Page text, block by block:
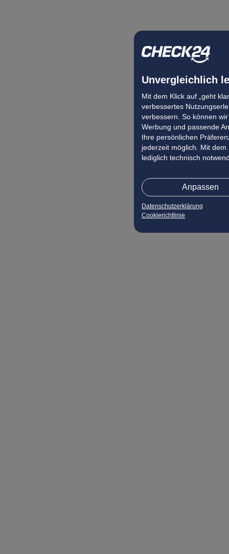
Unvergleichlich
Mit dem Klick auf „geht
verbessertes
verbessern. So können
Werbung und passende
Ihre persönlichen
jederzeit möglich. Mit dem
lediglich technisch
Anpassen
Datenschutzerklärung
Cookierichtlinie